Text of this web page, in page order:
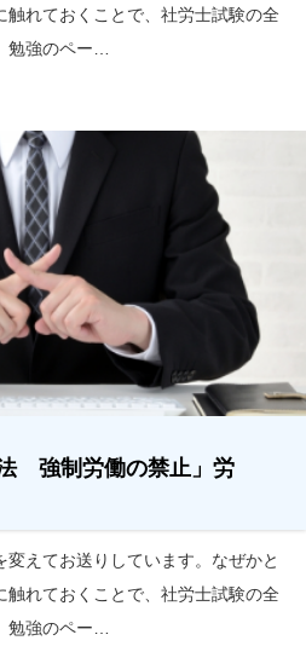
触れておくことで、社労士試験の全
勉強のペー…
強制労働の禁止」労
変えてお送りしています。なぜかと
触れておくことで、社労士試験の全
勉強のペー…